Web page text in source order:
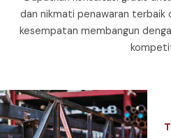
dan nikmati penawaran terbaik
kesempatan membangun